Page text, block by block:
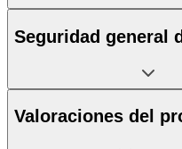
Seguridad general
Valoraciones del